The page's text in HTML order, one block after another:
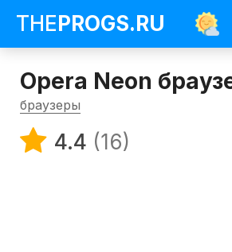
THEPROGS.RU
Opera Neon
браузеры
4.4 (16)